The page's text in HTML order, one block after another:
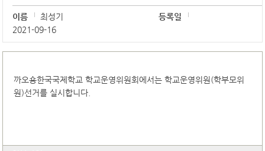
이름 최성기
등록일
2021-09-16
까오숑한국국제학교 학교운영위원회에서는 학교운영위원(학부모위
원)선거를 실시합니다.